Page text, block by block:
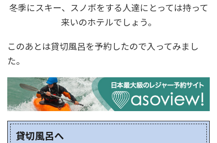
冬季にスキー、スノボをする人達にとっては持って
来いのホテルでしょう。
このあとは貸切風呂を予約したので入ってみまし
た。
貸切風呂へ